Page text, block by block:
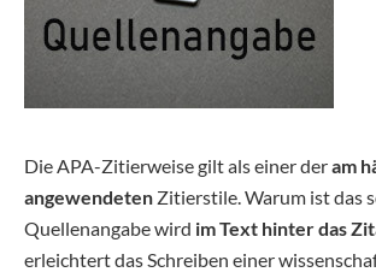
Die APA-Zitierweise gilt als einer deram
angewendeten Zitierstile. Warum ist das
Quellenangabe wird im Text hinter das
erleichtert das Schreiben einer